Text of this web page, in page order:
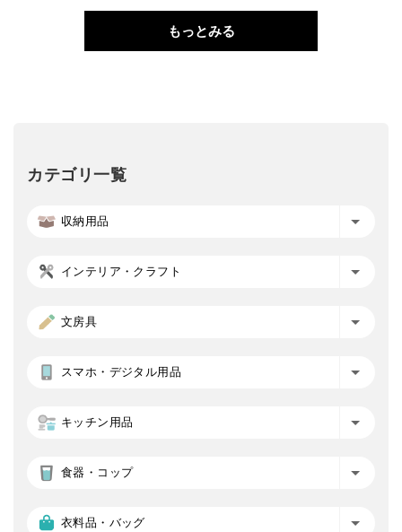
もっとみる
カテゴリ一覧
収納用品
インテリア・クラフト
文房具
スマホ・デジタル用品
キッチン用品
食器・コップ
衣料品・バッグ